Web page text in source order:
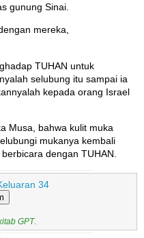
gunung Sinai.
mereka,
TUHAN untuk
selubung itu sampai ia
kepada orang Israel
Musa, bahwa kulit muka
mukanya kembali
dengan TUHAN.
34
GPT .